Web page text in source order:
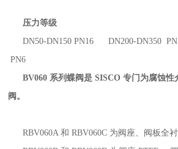
压力等级
DN50-DN150 PN16 DN200-DN350
PN6
BV060 系列蝶阀是 SISCO 专门为腐蚀
阀。
RBV060A 和 RBV060C 为阀座、阀板全衬